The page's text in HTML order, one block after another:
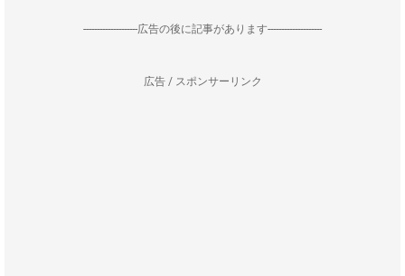
--------------------広告の後に記事があります--------------------
広告 / スポンサーリンク